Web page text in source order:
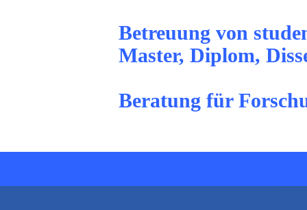
Betreuung von
Master, Diplom,
Beratung für